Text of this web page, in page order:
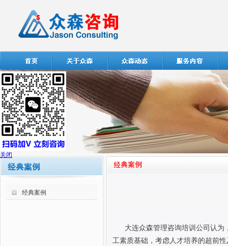
经典案例
大连众森管理咨询培训公司认
工素质基础，考虑人才培养的超前
关闭